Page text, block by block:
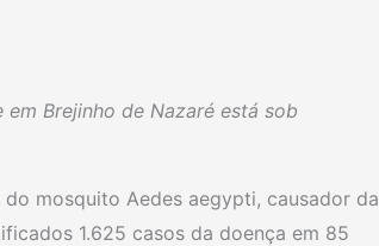
Brejinho de Nazaré está sob
mosquito Aedes aegypti, causador da
1.625 casos da doença em 85